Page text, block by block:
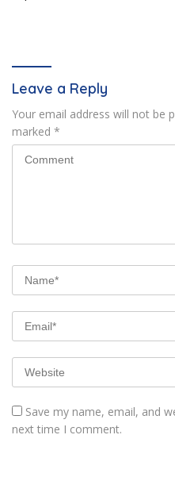
Leave a Reply
Your email address will not be
marked *
Save my name, email, and
next time I comment.